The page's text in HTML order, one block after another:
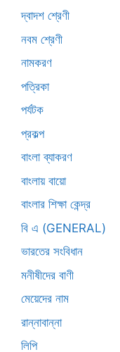
দ্বাদশ শ্রেণী
নবম শ্রেণী
নামকরণ
পত্রিকা
পর্যটক
প্রকল্প
বাংলা ব্যাকরণ
বাংলায় বায়ো
বাংলার শিক্ষা কেন্দ্র
বি এ (GENERAL)
ভারতের সংবিধান
মনীষীদের বাণী
মেয়েদের নাম
রান্নাবান্না
লিপি